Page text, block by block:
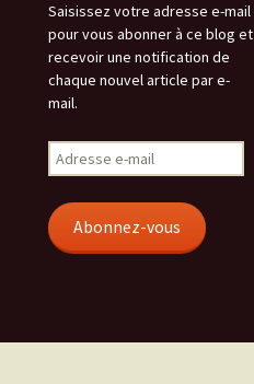
Saisissez votre adresse e-mail
pour vous abonner à ce blog et
recevoir une notification de
chaque nouvel article par e-
mail.
Adresse
e-
Abonnez-vous